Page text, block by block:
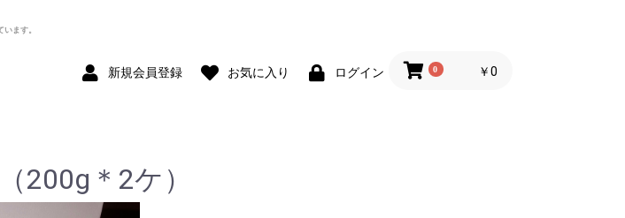
ます。
新規会員登録 お気に入り ログイン 0 ￥0
200g＊2ケ）